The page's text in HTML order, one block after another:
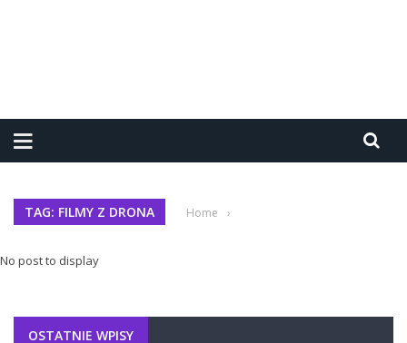
TAG: FILMY Z DRONA Home ›
No post to display
OSTATNIE WPISY